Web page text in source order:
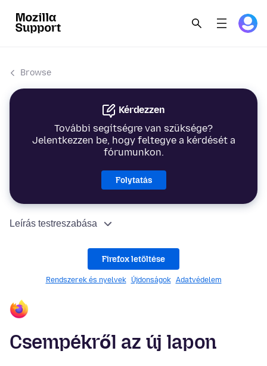
Browse
Kérdezzen
További segítségre van szüksége?
Jelentkezzen be, hogy feltegye a kérdését a
fórumunkon.
Folytatás
Leírás testreszabása
Firefox letöltése
Rendszerek és nyelvek Újdonságok Adatvédelem
Csempékről az új lapon